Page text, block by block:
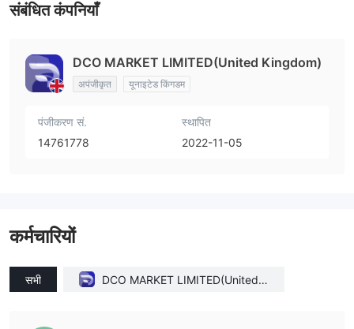
संबंधित कंपनियाँ
DCO MARKET LIMITED(United Kingdom)
अपंजीकृत यूनाइटेड किंगडम
पंजीकरण सं.
14761778
स्थापित
2022-11-05
कर्मचारियों
सभी
DCO MARKET LIMITED(United K